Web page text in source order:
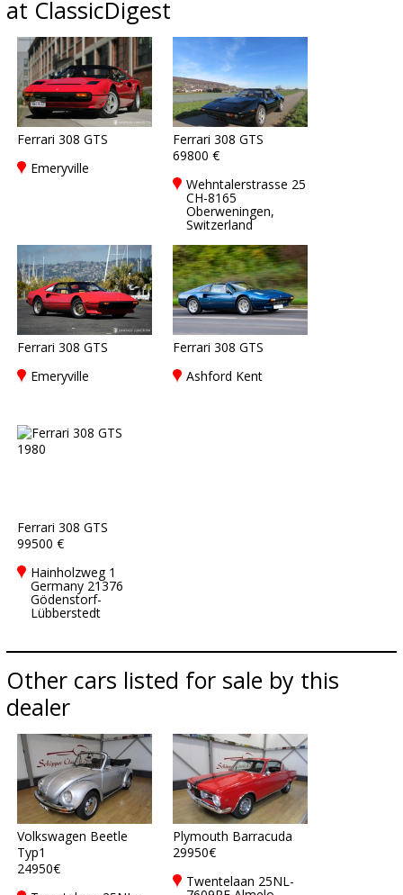
at ClassicDigest
Ferrari 308 GTS
Emeryville
Ferrari 308 GTS
69800 €
Wehntalerstrasse 25
CH-8165
Oberweningen,
Switzerland
Ferrari 308 GTS
Emeryville
Ferrari 308 GTS
Ashford Kent
Ferrari 308 GTS
99500 €
Hainholzweg 1
Germany 21376
Gödenstorf-
Lübberstedt
Other cars listed for sale by this
dealer
Volkswagen Beetle
Typ1
24950€
Plymouth Barracuda
29950€
Twentelaan 25NL-